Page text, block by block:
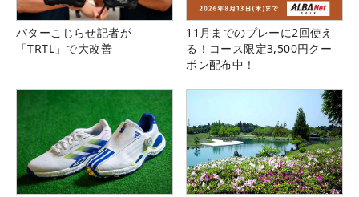
パターこじらせ記者が
「TRTL」で大改善
11月までのプレーに2回使え
る！コース限定3,500円クー
ポン配布中！